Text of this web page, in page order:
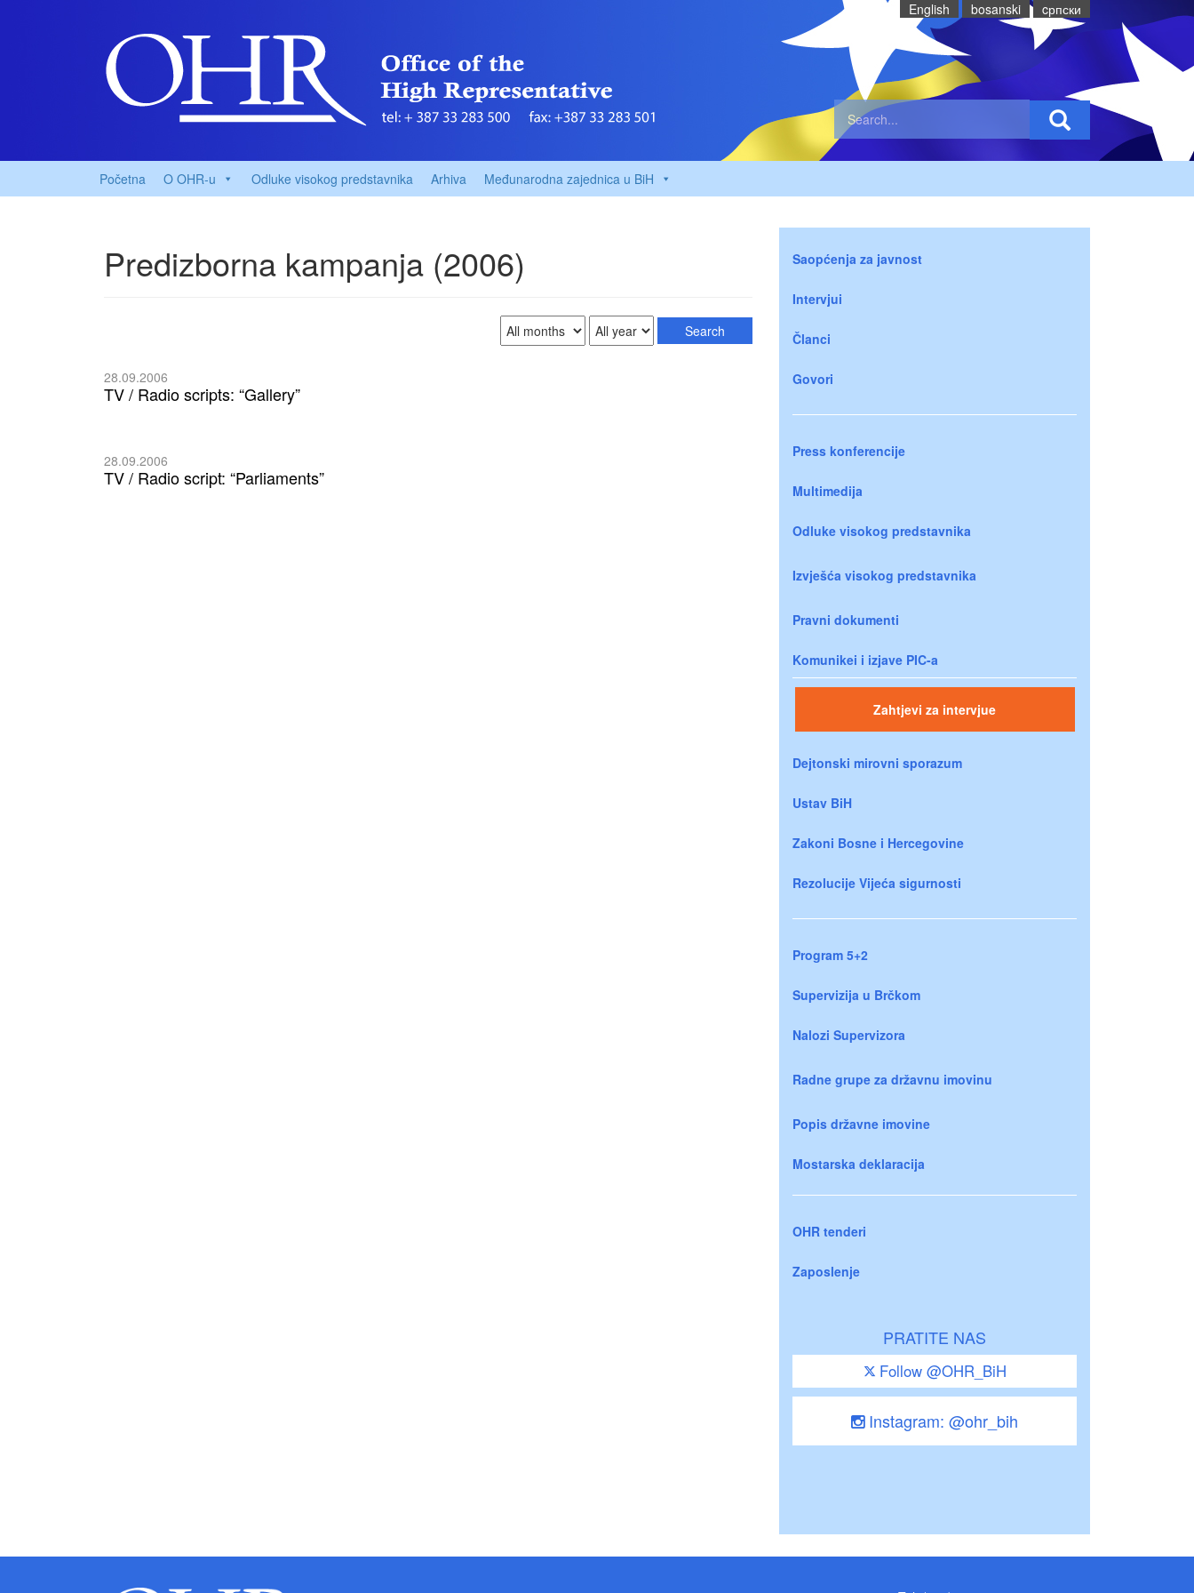
English bosanski cрпски
Početna O OHR-u Odluke visokog predstavnika Arhiva Međunarodna zajednica u BiH
Predizborna kampanja (2006)
28.09.2006
TV / Radio scripts: “Gallery”
28.09.2006
TV / Radio script: “Parliaments”
Saopćenja za javnost
Intervjui
Članci
Govori
Press konferencije
Multimedija
Odluke visokog predstavnika
Izvješća visokog predstavnika
Pravni dokumenti
Komunikei i izjave PIC-a
Zahtjevi za intervjue
Dejtonski mirovni sporazum
Ustav BiH
Zakoni Bosne i Hercegovine
Rezolucije Vijeća sigurnosti
Program 5+2
Supervizija u Brčkom
Nalozi Supervizora
Radne grupe za državnu imovinu
Popis državne imovine
Mostarska deklaracija
OHR tenderi
Zaposlenje
PRATITE NAS
Follow @OHR_BiH
Instagram: @ohr_bih